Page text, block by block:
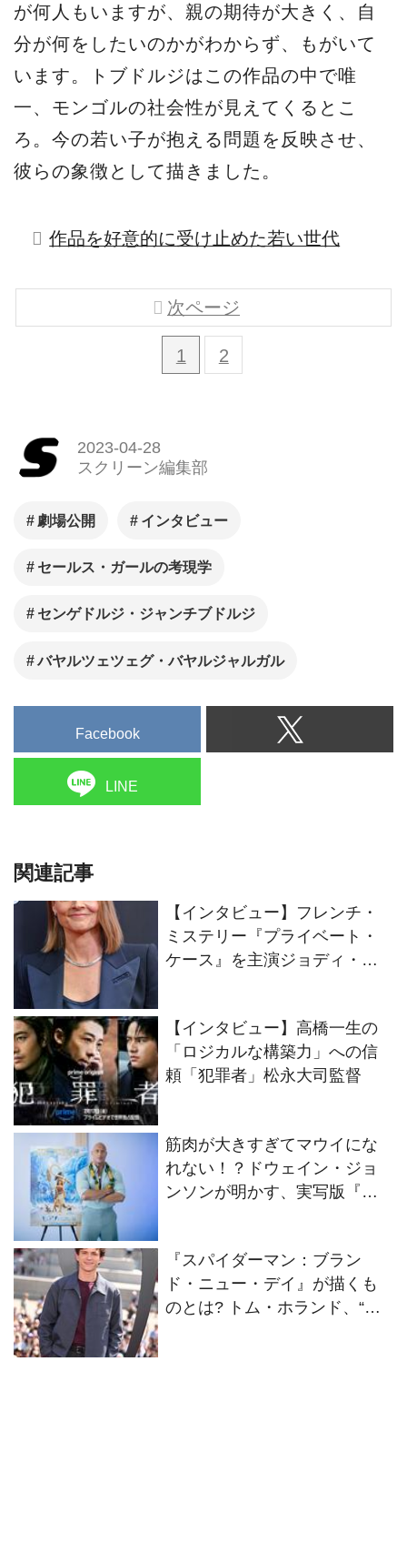
が何人もいますが、親の期待が大きく、自
分が何をしたいのかがわからず、もがいて
います。トブドルジはこの作品の中で唯
一、モンゴルの社会性が見えてくるとこ
ろ。今の若い子が抱える問題を反映させ、
彼らの象徴として描きました。
作品を好意的に受け止めた若い世代
1 2
次ページ
2023-04-28
スクリーン編集部
劇場公開 インタビュー
セールス・ガールの考現学
センゲドルジ・ジャンチブドルジ
バヤルツェツェグ・バヤルジャルガル
Facebook
LINE
関連記事
【インタビュー】フレンチ・
ミステリー『プライベート・
ケース』を主演ジョディ・フ
【インタビュー】高橋一生の
「ロジカルな構築力」への信
頼「犯罪者」松永大司監督
筋肉が大きすぎてマウイにな
れない！？ドウェイン・ジョ
ンソンが明かす、実写版『モ
『スパイダーマン：ブラン
ド・ニュー・デイ』が描くも
のとは? トム・ホランド、“新